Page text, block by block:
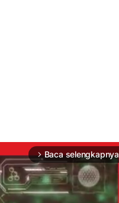
arrow_forward_ios Baca selengkapnya